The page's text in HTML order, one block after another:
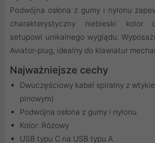
Podwójna osłona z gumy i nylonu
charakterystyczny niebieski kolor
setupowi unikalnego wyglądu.
Aviator-plug, idealny do klawiatur
Najważniejsze cechy
Dwuczęściowy kabel spiralny z
pinowym)
Podwójna osłona z gumy i nylonu
Kolor: Różowy
USB typu C na USB typu A